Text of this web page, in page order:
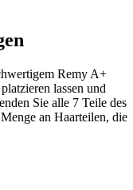
Remy A+
lassen und
Sie alle 7 Teile des
an Haarteilen, die